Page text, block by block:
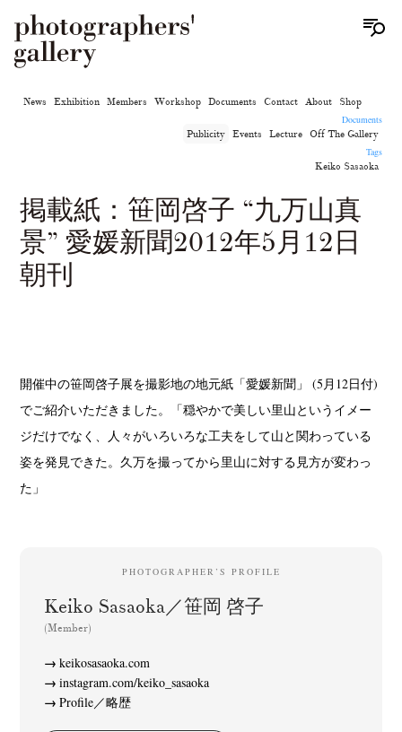
News Exhibition Members Workshop Documents Contact About
Shop
Documents
Publicity Events Lecture Off The Gallery
Tags
Keiko Sasaoka
掲載紙：笹岡啓子 “九万山真
景” 愛媛新聞2012年5月12日
朝刊
開催中の笹岡啓子展を撮影地の地元紙「愛媛新聞」 (5月12日付)
でご紹介いただきました。「穏やかで美しい里山というイメー
ジだけでなく、人々がいろいろな工夫をして山と関わっている
姿を発見できた。久万を撮ってから里山に対する見方が変わっ
た」
PHOTOGRAPHER’S PROFILE
Keiko Sasaoka／笹岡 啓子
(Member)
keikosasaoka.com
instagram.com/keiko_sasaoka
Profile／略歴